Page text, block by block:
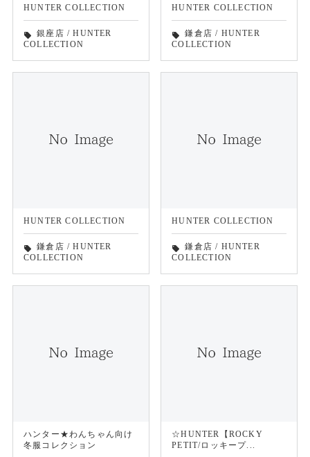
HUNTER COLLECTION
local_offer 銀座店 /HUNTER
COLLECTION
HUNTER COLLECTION
local_offer 鎌倉店 / HUNTER
COLLECTION
HUNTER COLLECTION
local_offer 鎌倉店 /HUNTER
COLLECTION
HUNTER COLLECTION
local_offer 鎌倉店 / HUNTER
COLLECTION
ハンター★わんちゃん向け
冬服コレクション
☆HUNTER【ROCKY
PETIT/ロッキープ...